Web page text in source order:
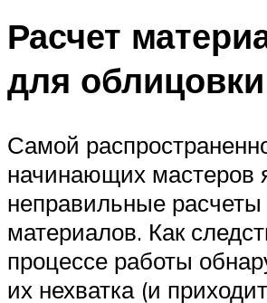
Расчет
для облицовки
Самой
начинающих мастеров
неправильные расчеты
материалов. Как
процессе работы
их нехватка (и